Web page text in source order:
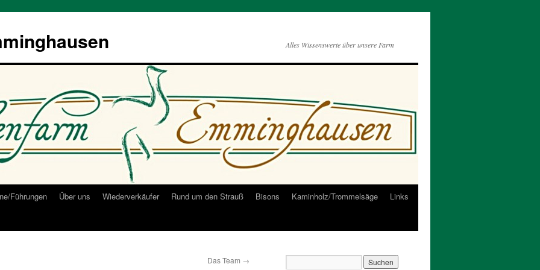
Alles Wissenswerte über unsere Farm
Führungen Über uns Wiederverkäufer Rund um den Strauß Bisons Kaminholz/Trommelsäge
Links
Das Team →